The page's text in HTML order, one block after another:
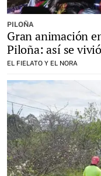
PILOÑA
Gran animación
Piloña: así se vivió
EL FIELATO Y EL NORA